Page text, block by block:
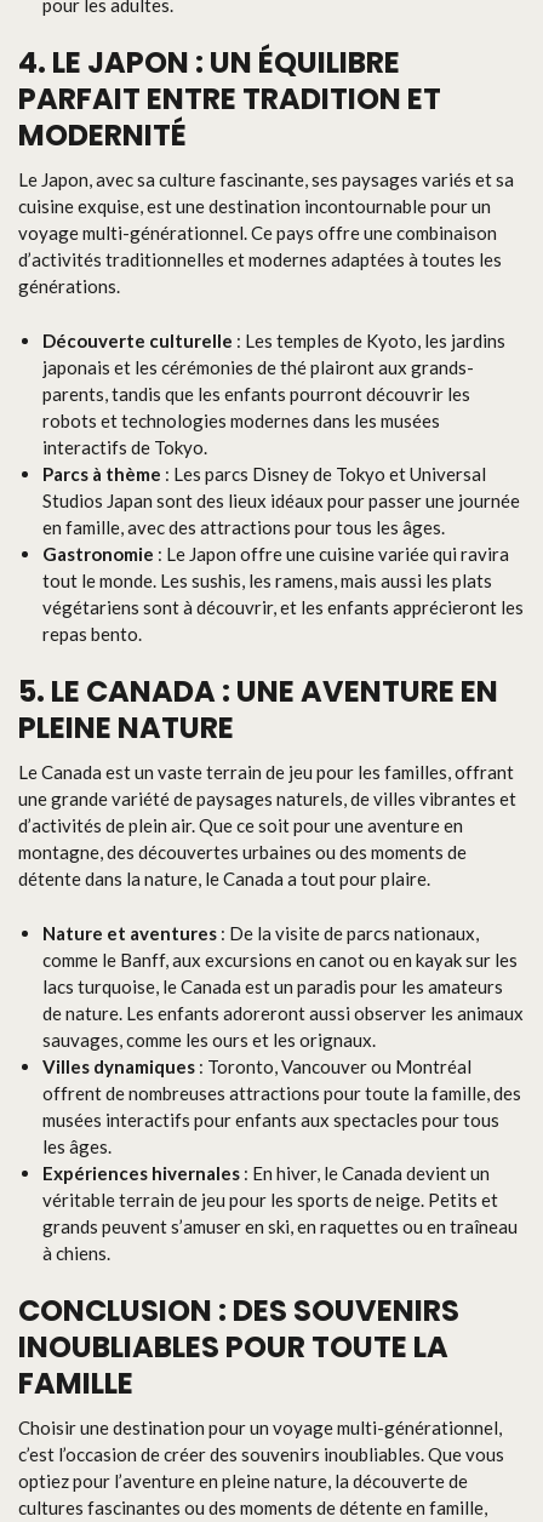
4. LE JAPON : UN ÉQUILIBRE
PARFAIT ENTRE TRADITION ET
MODERNITÉ
Le Japon, avec sa culture fascinante, ses paysages variés et sa
cuisine exquise, est une destination incontournable pour un
voyage multi-générationnel. Ce pays offre une combinaison
d’activités traditionnelles et modernes adaptées à toutes les
générations.
Découverte culturelle : Les temples de Kyoto, les jardins
japonais et les cérémonies de thé plairont aux grands-
parents, tandis que les enfants pourront découvrir les
robots et technologies modernes dans les musées
interactifs de Tokyo.
Parcs à thème : Les parcs Disney de Tokyo et Universal
Studios Japan sont des lieux idéaux pour passer une journée
en famille, avec des attractions pour tous les âges.
Gastronomie : Le Japon offre une cuisine variée qui ravira
tout le monde. Les sushis, les ramens, mais aussi les plats
végétariens sont à découvrir, et les enfants apprécieront les
repas bento.
5. LE CANADA : UNE AVENTURE EN
PLEINE NATURE
Le Canada est un vaste terrain de jeu pour les familles, offrant
une grande variété de paysages naturels, de villes vibrantes et
d’activités de plein air. Que ce soit pour une aventure en
montagne, des découvertes urbaines ou des moments de
détente dans la nature, le Canada a tout pour plaire.
Nature et aventures : De la visite de parcs nationaux,
comme le Banff, aux excursions en canot ou en kayak sur les
lacs turquoise, le Canada est un paradis pour les amateurs
de nature. Les enfants adoreront aussi observer les animaux
sauvages, comme les ours et les orignaux.
Villes dynamiques : Toronto, Vancouver ou Montréal
offrent de nombreuses attractions pour toute la famille, des
musées interactifs pour enfants aux spectacles pour tous
les âges.
Expériences hivernales : En hiver, le Canada devient un
véritable terrain de jeu pour les sports de neige. Petits et
grands peuvent s’amuser en ski, en raquettes ou en traîneau
à chiens.
CONCLUSION : DES SOUVENIRS
INOUBLIABLES POUR TOUTE LA
FAMILLE
Choisir une destination pour un voyage multi-générationnel,
c’est l’occasion de créer des souvenirs inoubliables. Que vous
optiez pour l’aventure en pleine nature, la découverte de
cultures fascinantes ou des moments de détente en famille,